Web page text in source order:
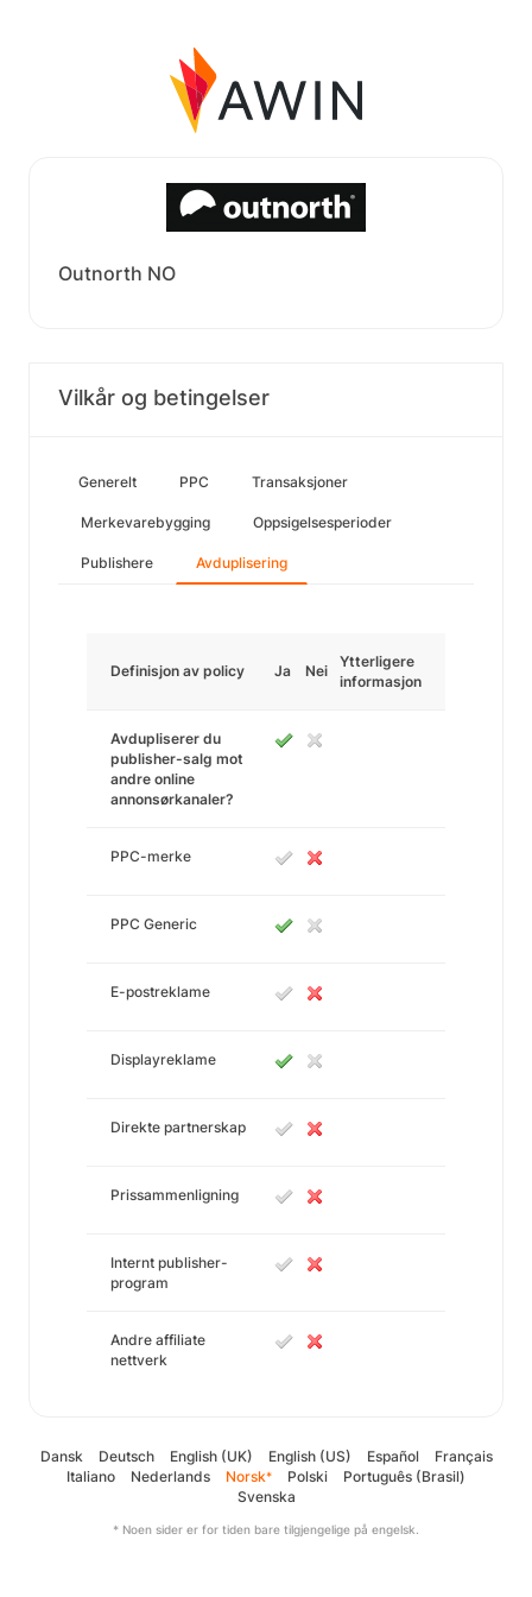
Outnorth NO
Vilkår og betingelser
Generelt PPC Transaksjoner
Merkevarebygging Oppsigelsesperioder
Publishere Avduplisering
Definisjon av policy Ja Nei
Ytterligere
informasjon
Avdupliserer du
publisher-salg mot
andre online
annonsørkanaler?
PPC-merke
PPC Generic
E-postreklame
Displayreklame
Direkte partnerskap
Prissammenligning
Internt publisher-
program
Andre affiliate
nettverk
Dansk Deutsch English (UK) English (US) Español
Français
Italiano
Nederlands Norsk* Polski
Português (Brasil)
Svenska
* Noen sider er for tiden bare tilgjengelige på engelsk.